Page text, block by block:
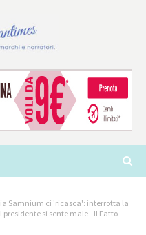
Samnium ci 'ricasca': interrotta la
presidente si sente male - Il Fatto